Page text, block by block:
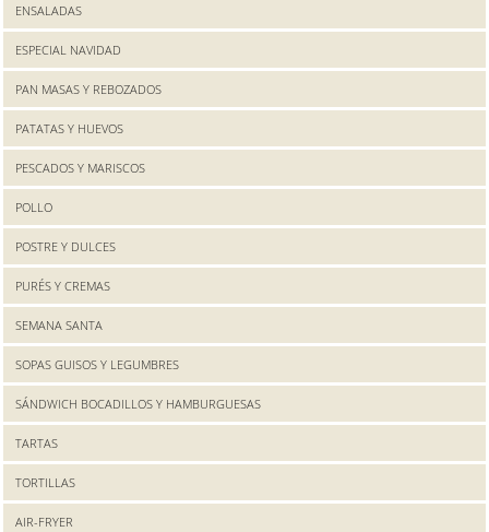
ENSALADAS
ESPECIAL NAVIDAD
PAN MASAS Y REBOZADOS
PATATAS Y HUEVOS
PESCADOS Y MARISCOS
POLLO
POSTRE Y DULCES
PURÉS Y CREMAS
SEMANA SANTA
SOPAS GUISOS Y LEGUMBRES
SÁNDWICH BOCADILLOS Y HAMBURGUESAS
TARTAS
TORTILLAS
AIR-FRYER